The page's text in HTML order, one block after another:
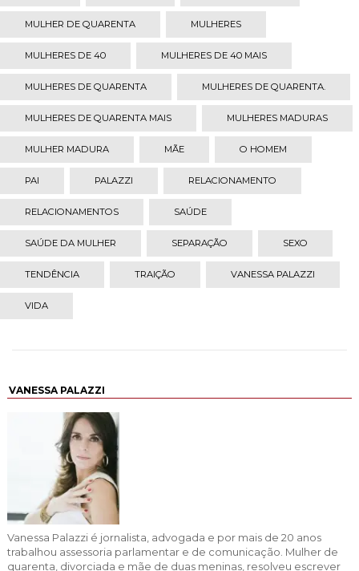
MULHER DE QUARENTA MULHERES
MULHERES DE 40 MULHERES DE 40 MAIS
MULHERES DE QUARENTA MULHERES DE QUARENTA.
MULHERES DE QUARENTA MAIS MULHERES MADURAS
MULHER MADURA MÃE O HOMEM
PAI PALAZZI RELACIONAMENTO
RELACIONAMENTOS SAÚDE
SAÚDE DA MULHER SEPARAÇÃO SEXO
TENDÊNCIA TRAIÇÃO VANESSA PALAZZI
VIDA
VANESSA PALAZZI
Vanessa Palazzi é jornalista, advogada e por mais de 20 anos
trabalhou assessoria parlamentar e de comunicação. Mulher de
quarenta, divorciada e mãe de duas meninas, resolveu escrever